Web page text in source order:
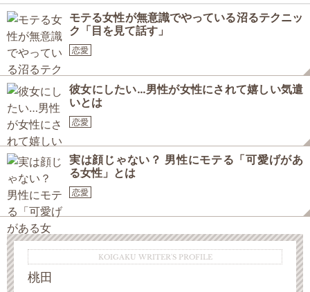
モテる女性が無意識でやっている沼るテクニッ
ク「目を見て話す」
恋愛
彼女にしたい…男性が女性にされて嬉しい気遣
いとは
恋愛
実は顔じゃない？ 男性にモテる「可愛げがあ
る女性」とは
恋愛
KOIGAKU WRITER'S PROFILE
桃田